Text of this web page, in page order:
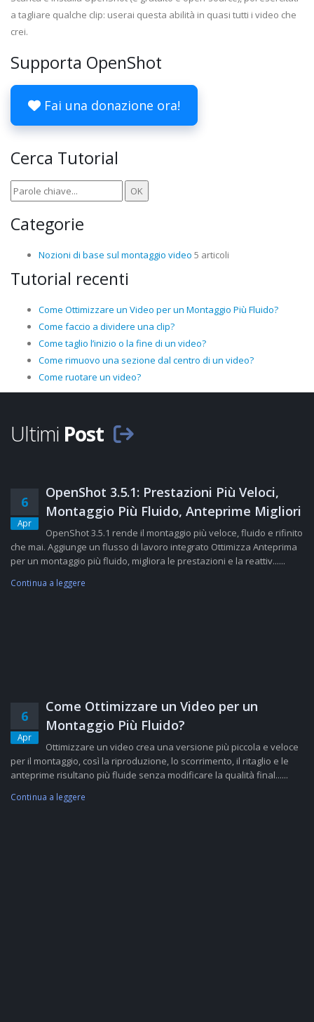
a tagliare qualche clip: userai questa abilità in quasi tutti i video che
crei.
Supporta OpenShot
Fai una donazione ora!
Cerca Tutorial
Categorie
Nozioni di base sul montaggio video 5 articoli
Tutorial recenti
Come Ottimizzare un Video per un Montaggio Più Fluido?
Come faccio a dividere una clip?
Come taglio l’inizio o la fine di un video?
Come rimuovo una sezione dal centro di un video?
Come ruotare un video?
Ultimi Post
6
Apr
OpenShot 3.5.1: Prestazioni Più Veloci,
Montaggio Più Fluido, Anteprime Migliori
OpenShot 3.5.1 rende il montaggio più veloce, fluido e rifinito
che mai. Aggiunge un flusso di lavoro integrato Ottimizza Anteprima
per un montaggio più fluido, migliora le prestazioni e la reattiv......
Continua a leggere
6
Apr
Come Ottimizzare un Video per un
Montaggio Più Fluido?
Ottimizzare un video crea una versione più piccola e veloce
per il montaggio, così la riproduzione, lo scorrimento, il ritaglio e le
anteprime risultano più fluide senza modificare la qualità final......
Continua a leggere